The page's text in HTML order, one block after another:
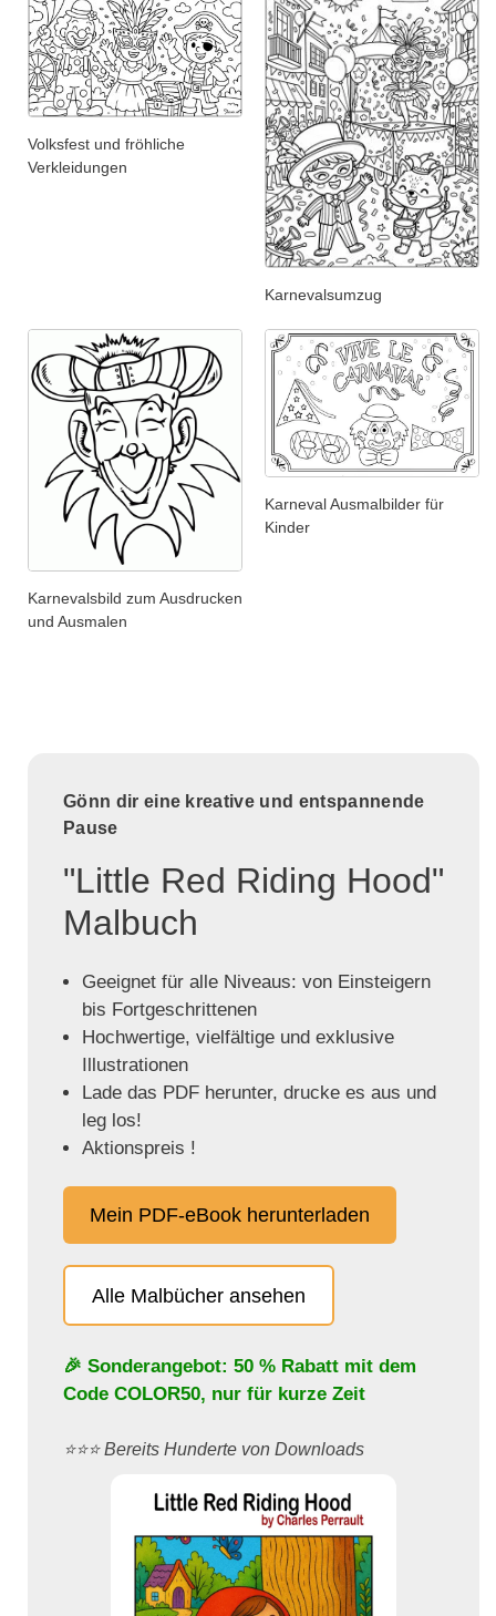
Volksfest und fröhliche
Verkleidungen
Karnevalsumzug
Karnevalsbild zum Ausdrucken
und Ausmalen
Karneval Ausmalbilder für
Kinder
Gönn dir eine kreative und entspannende
Pause
"Little Red Riding Hood"
Malbuch
Geeignet für alle Niveaus: von Einsteigern
bis Fortgeschrittenen
Hochwertige, vielfältige und exklusive
Illustrationen
Lade das PDF herunter, drucke es aus und
leg los!
Aktionspreis !
Mein PDF-eBook herunterladen
Alle Malbücher ansehen
🎉 Sonderangebot: 50 % Rabatt mit dem
Code COLOR50, nur für kurze Zeit
⭐️⭐️⭐️ Bereits Hunderte von Downloads